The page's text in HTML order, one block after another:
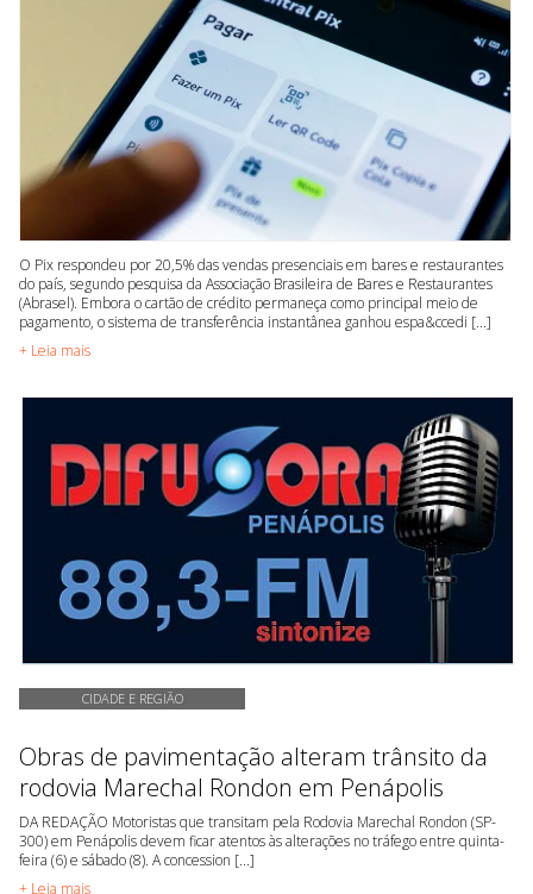
O Pix respondeu por 20,5% das vendas presenciais em bares e restaurantes
do país, segundo pesquisa da Associação Brasileira de Bares e Restaurantes
(Abrasel). Embora o cartão de crédito permaneça como principal meio de
pagamento, o sistema de transferência instantânea ganhou espa&ccedi [...]
+ Leia mais
CIDADE E REGIÃO
Obras de pavimentação alteram trânsito da
rodovia Marechal Rondon em Penápolis
DA REDAÇÃO Motoristas que transitam pela Rodovia Marechal Rondon (SP-
300) em Penápolis devem ficar atentos às alterações no tráfego entre quinta-
feira (6) e sábado (8). A concession [...]
+ Leia mais